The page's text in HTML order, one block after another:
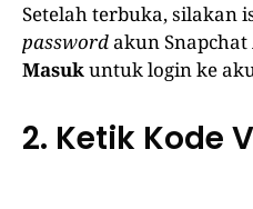
Setelah terbuka, silakan
passwordakun
Masukuntuk login ke
2. Ketik Kode